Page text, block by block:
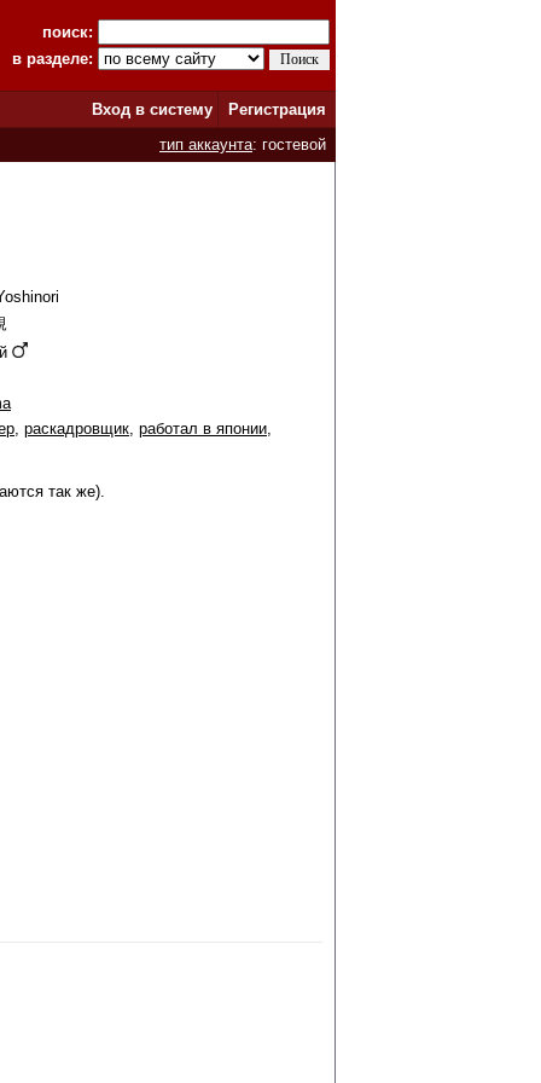
поиск:
в разделе:
Вход в систему
Регистрация
тип аккаунта: гостевой
, раскадровщик, работал в японии,
так же).